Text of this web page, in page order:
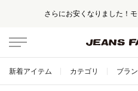
さらにお安くなりました！
新着アイテム カテゴリ ブラ